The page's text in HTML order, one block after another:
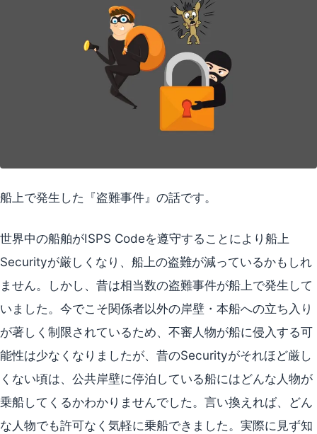
船上で発生した『盗難事件』の話です。
世界中の船舶がISPS Codeを遵守することにより船上
Securityが厳しくなり、船上の盗難が減っているかもしれ
ません。しかし、昔は相当数の盗難事件が船上で発生して
いました。今でこそ関係者以外の岸壁・本船への立ち入り
が著しく制限されているため、不審人物が船に侵入する可
能性は少なくなりましたが、昔のSecurityがそれほど厳し
くない頃は、公共岸壁に停泊している船にはどんな人物が
乗船してくるかわかりませんでした。言い換えれば、どん
な人物でも許可なく気軽に乗船できました。実際に見ず知